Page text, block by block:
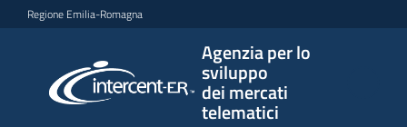
Vai al contenuto
Vai alla navigazione
Vai al footer
Regione Emilia-Romagna
Agenzia per lo
sviluppo
dei mercati
telematici
per lo
sviluppo